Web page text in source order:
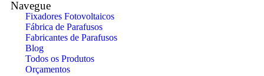
Navegue
Fixadores Fotovoltaicos
Fábrica de Parafusos
Fabricantes de Parafusos
Blog
Todos os Produtos
Orçamentos